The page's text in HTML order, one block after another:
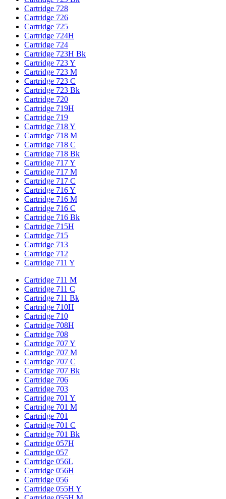
Cartridge 728
Cartridge 726
Cartridge 725
Cartridge 724H
Cartridge 724
Cartridge 723H Bk
Cartridge 723 Y
Cartridge 723 M
Cartridge 723 C
Cartridge 723 Bk
Cartridge 720
Cartridge 719H
Cartridge 719
Cartridge 718 Y
Cartridge 718 M
Cartridge 718 C
Cartridge 718 Bk
Cartridge 717 Y
Cartridge 717 M
Cartridge 717 C
Cartridge 716 Y
Cartridge 716 M
Cartridge 716 C
Cartridge 716 Bk
Cartridge 715H
Cartridge 715
Cartridge 713
Cartridge 712
Cartridge 711 Y
Cartridge 711 M
Cartridge 711 C
Cartridge 711 Bk
Cartridge 710H
Cartridge 710
Cartridge 708H
Cartridge 708
Cartridge 707 Y
Cartridge 707 M
Cartridge 707 C
Cartridge 707 Bk
Cartridge 706
Cartridge 703
Cartridge 701 Y
Cartridge 701 M
Cartridge 701
Cartridge 701 C
Cartridge 701 Bk
Cartridge 057H
Cartridge 057
Cartridge 056L
Cartridge 056H
Cartridge 056
Cartridge 055H Y